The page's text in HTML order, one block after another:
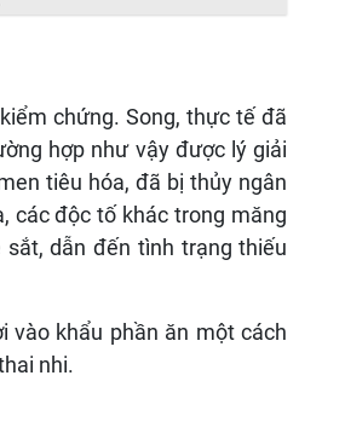
chứng. Song, thực tế đã
hợp như vậy được lý giải
tiêu hóa, đã bị thủy ngân
các độc tố khác trong măng
dẫn đến tình trạng thiếu
vào khẩu phần ăn một cách
nhi.